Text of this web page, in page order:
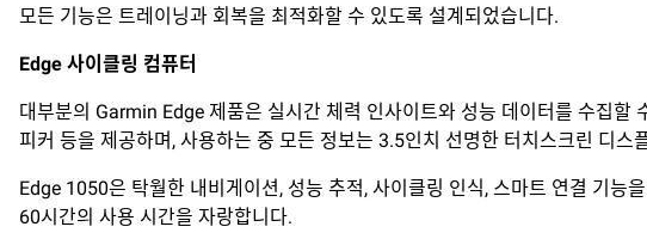
모든 기능은 트레이닝과 회복을 최적화할 수 있도록 설계되었습니다.
Edge 사이클링 컴퓨터
대부분의 Garmin Edge 제품은 실시간 체력 인사이트와 성능 데이터를 수집
피커 등을 제공하며, 사용하는 중 모든 정보는 3.5인치 선명한 터치스크린 디스
Edge 1050은 탁월한 내비게이션, 성능 추적, 사이클링 인식, 스마트 연결 기능
60시간의 사용 시간을 자랑합니다.